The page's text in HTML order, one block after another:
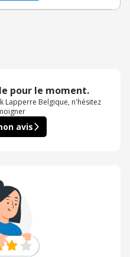
pour le moment.
Lapperre Belgique, n'hésitez
avis